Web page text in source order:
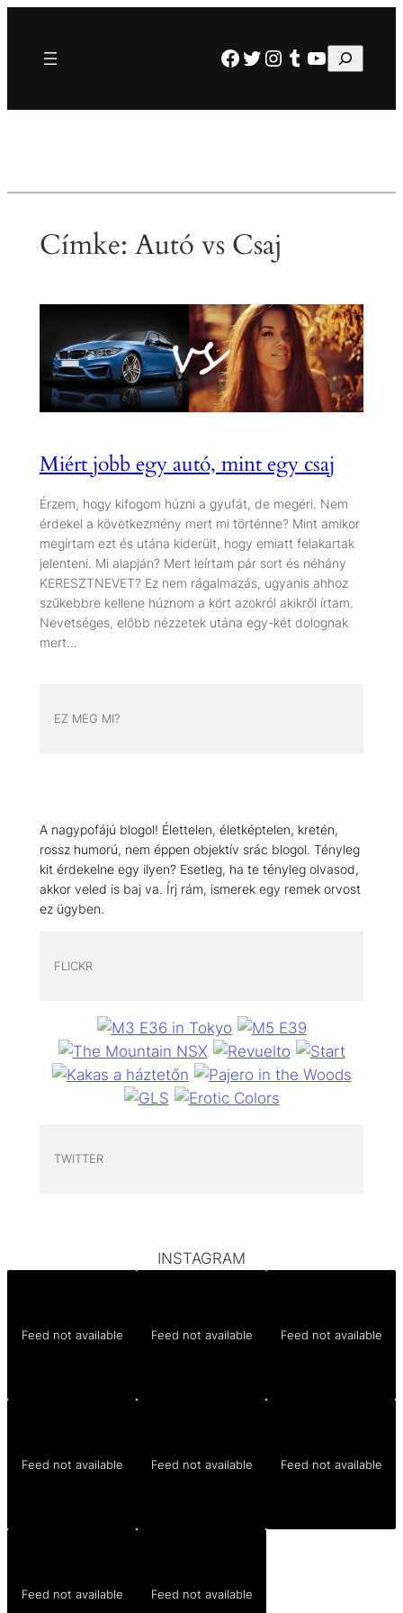
tartalomhoz
Facebook
Twitter
Instagram
Tumblr
YouTube
Keresés
Címke: Autó vs Csaj
Miért jobb egy autó, mint egy csaj
Érzem, hogy kifogom húzni a gyufát, de megéri. Nem
érdekel a következmény mert mi történne? Mint amikor
megírtam ezt és utána kiderült, hogy emiatt felakartak
jelenteni. Mi alapján? Mert leírtam pár sort és néhány
KERESZTNEVET? Ez nem rágalmazás, ugyanis ahhoz
szűkebbre kellene húznom a kört azokról akikről írtam.
Nevetséges, előbb nézzetek utána egy-két dolognak
mert…
EZ MEG MI?
A nagypofájú blogol! Élettelen, életképtelen, kretén,
rossz humorú, nem éppen objektív srác blogol. Tényleg
kit érdekelne egy ilyen? Esetleg, ha te tényleg olvasod,
akkor veled is baj va. Írj rám, ismerek egy remek orvost
ez ügyben.
FLICKR
TWITTER
INSTAGRAM
Feed not available Feed not available Feed not available
Feed not available Feed not available Feed not available
Feed not available Feed not available